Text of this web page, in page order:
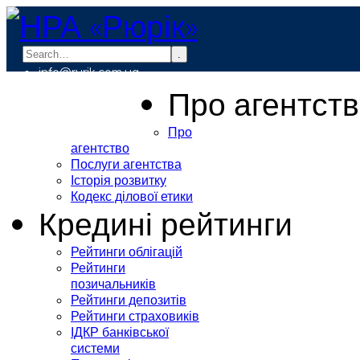
.
info@rurik.com.ua
Про
Про
агентство
Послуги агентства
Історія розвитку
Кодекс ділової етики
Кредині рейтинги
Рейтинги облігацій
Рейтинги
позичальників
Рейтинги депозитів
Рейтинги страховиків
ІДКР банківської
системи